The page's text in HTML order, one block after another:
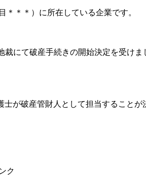
＊＊＊）に所在している企業です。
にて破産手続きの開始決定を受けま
が破産管財人として担当することが
ク